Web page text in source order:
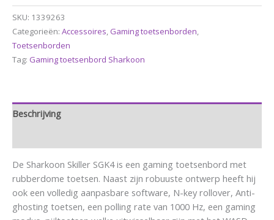
SKU: 1339263
Categorieën: Accessoires, Gaming toetsenborden,
Toetsenborden
Tag: Gaming toetsenbord Sharkoon
Beschrijving
De Sharkoon Skiller SGK4 is een gaming toetsenbord met
rubberdome toetsen. Naast zijn robuuste ontwerp heeft hij
ook een volledig aanpasbare software, N-key rollover, Anti-
ghosting toetsen, een polling rate van 1000 Hz, een gaming